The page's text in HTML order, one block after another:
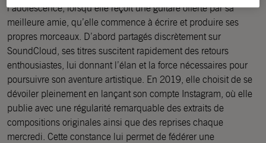
l’adolescence, lorsqu’elle reçoit une guitare offerte par sa
meilleure amie, qu’elle commence à écrire et produire ses
propres morceaux. D’abord partagés discrètement sur
SoundCloud, ses titres suscitent rapidement des retours
enthousiastes, lui donnant l’élan et la force nécessaires pour
poursuivre son aventure artistique. En 2019, elle choisit de se
dévoiler pleinement en lançant son compte Instagram, où elle
publie avec une régularité remarquable des extraits de
compositions originales ainsi que des reprises chaque
mercredi. Cette constance lui permet de fédérer une